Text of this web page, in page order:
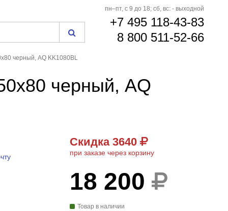
пн–пт, с 9 до 18; сб, вс: - выходной
+7 495 118-43-83
8 800 511-52-66
черный, AQ KK1080BL
черный, AQ
Скидка 3640
при заказе через корзину
18 200
Товар в наличии